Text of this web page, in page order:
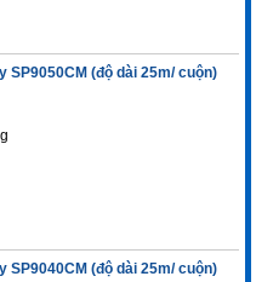
SP9050CM (độ dài 25m/ cuộn)
SP9040CM (độ dài 25m/ cuộn)